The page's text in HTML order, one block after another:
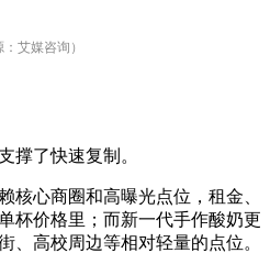
：艾媒咨询）
撑了快速复制。
核心商圈和高曝光点位，租金、
杯价格里；而新一代手作酸奶更
、高校周边等相对轻量的点位。